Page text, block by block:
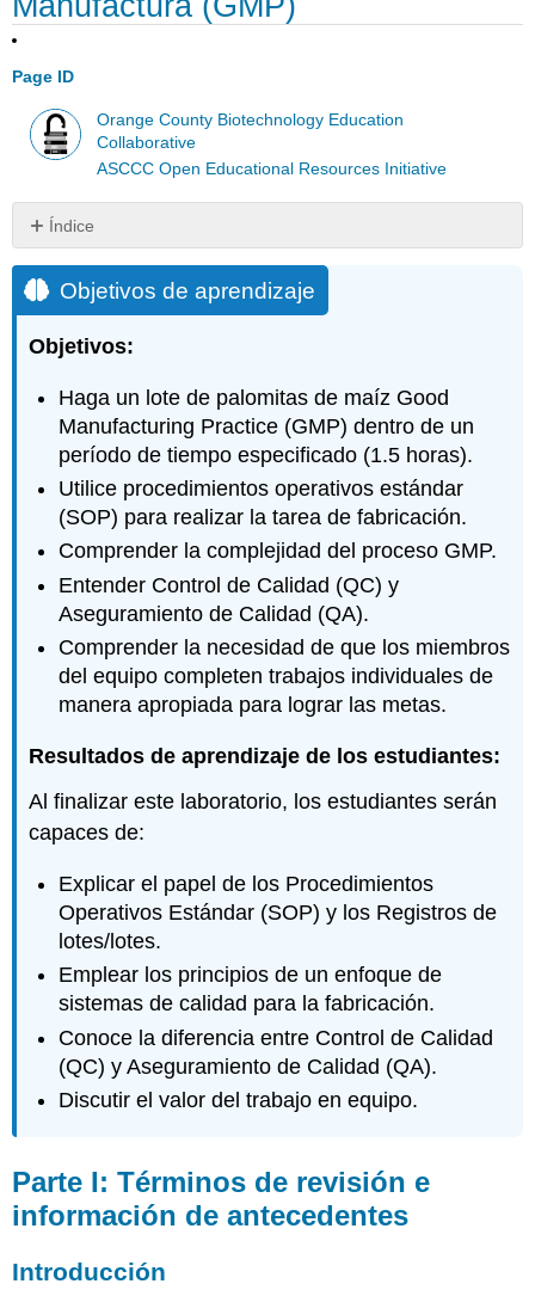
Page ID
Orange County Biotechnology Education
Collaborative
ASCCC Open Educational Resources Initiative
Índice
de
aprendizaje
Parte
I:
de
revisión
información
de
antecedentes
Introducción
Sistemas
de
Gestión
de
Calidad
(SGC)
lo
haces
=
Haz
lo
que
=
Sigue
el
proceso
(SOP)
Documentarlo
de
Calidad
Buenas
Actuales
Objetivos de aprendizaje
Objetivos:
Haga un lote de palomitas de maíz Good
Manufacturing Practice (GMP) dentro de un
período de tiempo especificado (1.5 horas).
Utilice procedimientos operativos estándar
(SOP) para realizar la tarea de fabricación.
Comprender la complejidad del proceso GMP.
Entender Control de Calidad (QC) y
Aseguramiento de Calidad (QA).
Comprender la necesidad de que los miembros
del equipo completen trabajos individuales de
manera apropiada para lograr las metas.
Resultados de aprendizaje de los estudiantes:
Al finalizar este laboratorio, los estudiantes serán
capaces de:
Explicar el papel de los Procedimientos
Operativos Estándar (SOP) y los Registros de
lotes/lotes.
Emplear los principios de un enfoque de
sistemas de calidad para la fabricación.
Conoce la diferencia entre Control de Calidad
(QC) y Aseguramiento de Calidad (QA).
Discutir el valor del trabajo en equipo.
Parte I: Términos de revisión e
información de antecedentes
Introducción